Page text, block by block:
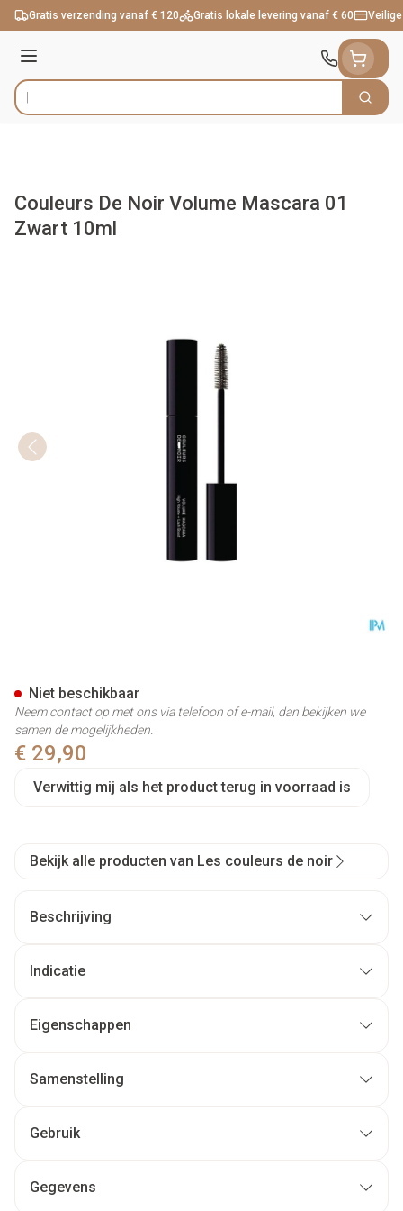
Ga naar de inhoud
Gratis verzending vanaf € 120 Gratis lokale levering vanaf € 60
Menu
Product, merk, categorie... Zoek
Couleurs De Noir Volume Mascara 01
Zwart 10ml
€ 29,90
Verwittig mij als het product terug in voorraad is
Niet beschikbaar
Neem contact op met ons via telefoon of e-mail, dan bekijken we
samen de mogelijkheden.
Bekijk alle producten van Les couleurs de noir
Beschrijving
Indicatie
Eigenschappen
Samenstelling
Gebruik
Gegevens